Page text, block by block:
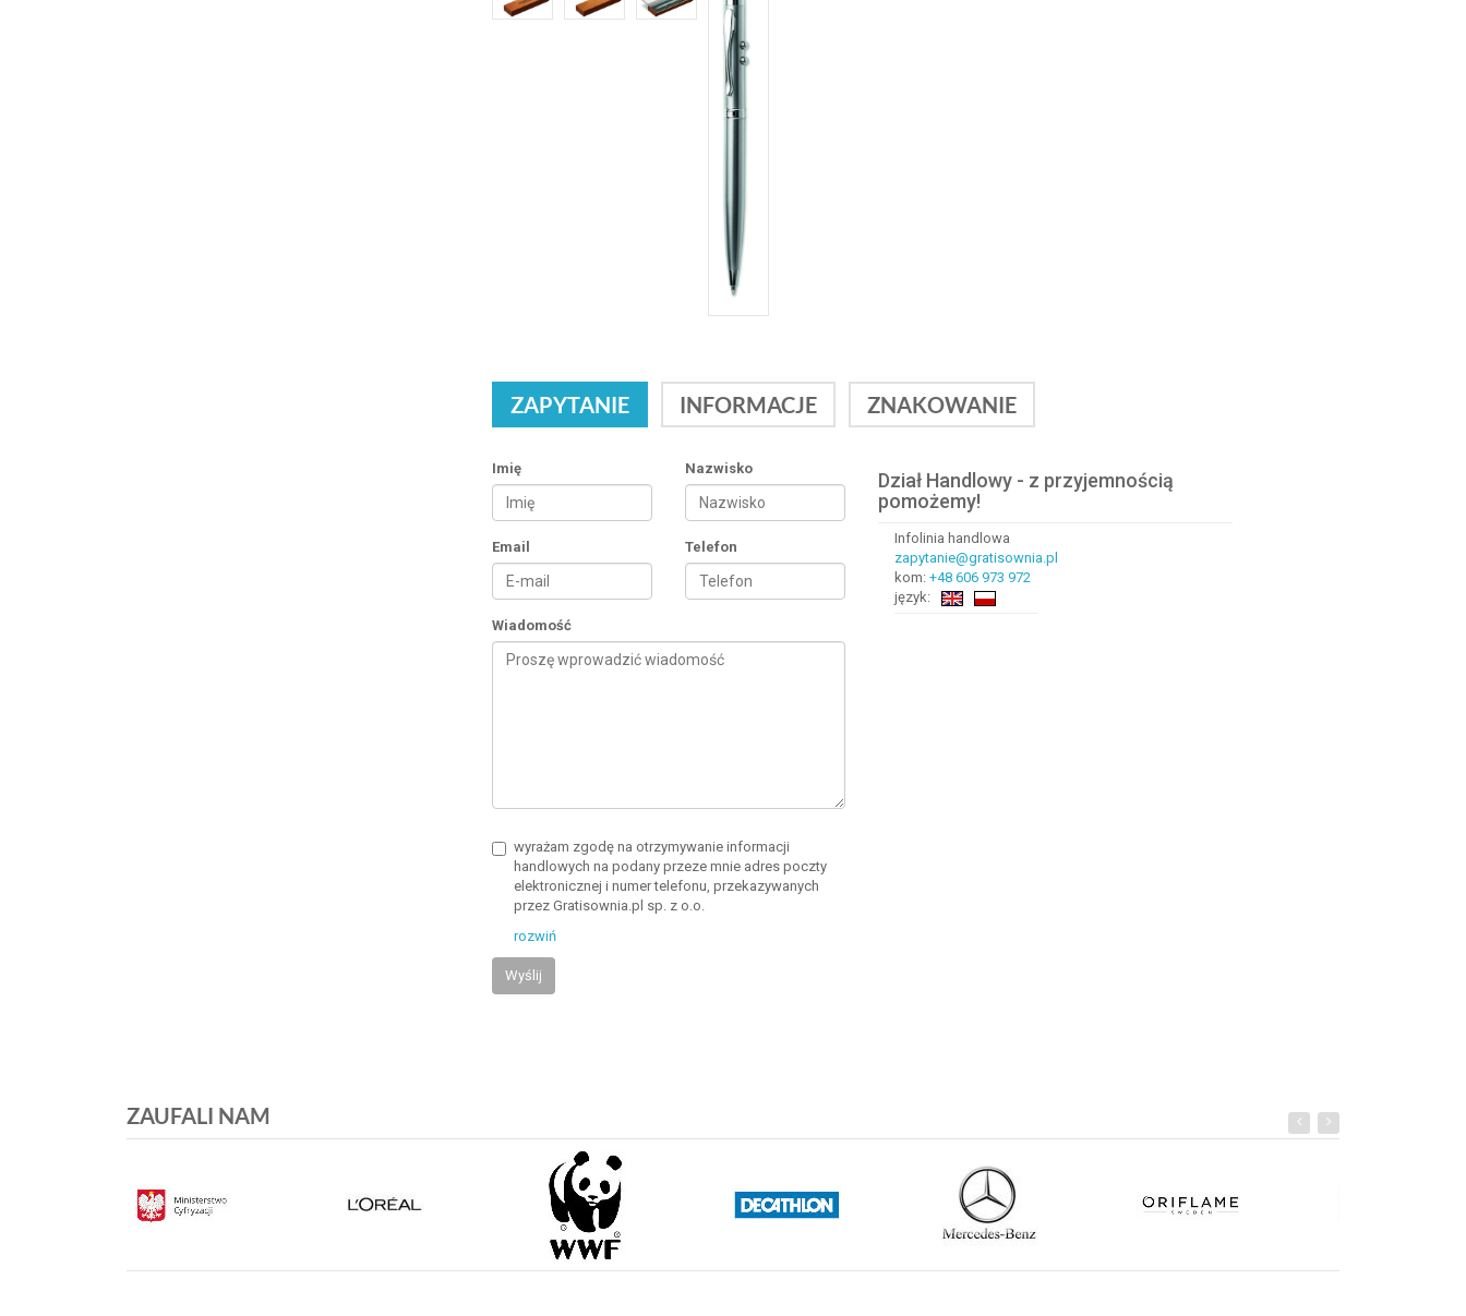
ZAPYTANIE INFORMACJE ZNAKOWANIE
Imię Nazwisko
Email Telefon
Wiadomość
wyrażam zgodę na otrzymywanie informacji
handlowych na podany przeze mnie adres poczty
elektronicznej i numer telefonu, przekazywanych
przez Gratisownia.pl sp. z o.o.
rozwiń
Wyślij
Dział Handlowy - z przyjemnością
pomożemy!
Infolinia handlowa
zapytanie@gratisownia.pl
kom:+48 606 973 972
język:
ZAUFALI NAM